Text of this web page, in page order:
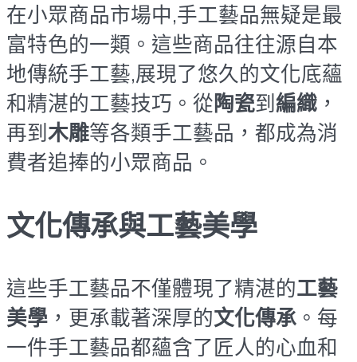
在小眾商品市場中,手工藝品無疑是最
富特色的一類。這些商品往往源自本
地傳統手工藝,展現了悠久的文化底蘊
和精湛的工藝技巧。從陶瓷到 編織 ，
再到 木雕等各類手工藝品，都成為消
費者追捧的小眾商品。
文化傳承與工藝美學
這些手工藝品不僅體現了精湛的工藝
美學 ，更承載著深厚的文化傳承 。每
一件手工藝品都蘊含了匠人的心血和